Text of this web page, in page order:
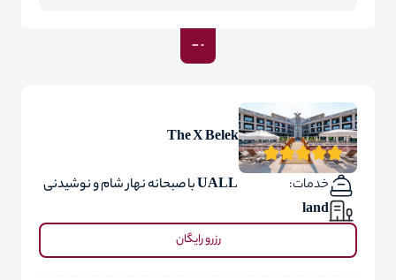
The X Belek
خدمات:
UALL با صبحانه نهار شام و نوشیدنی
land
رزرو رایگان